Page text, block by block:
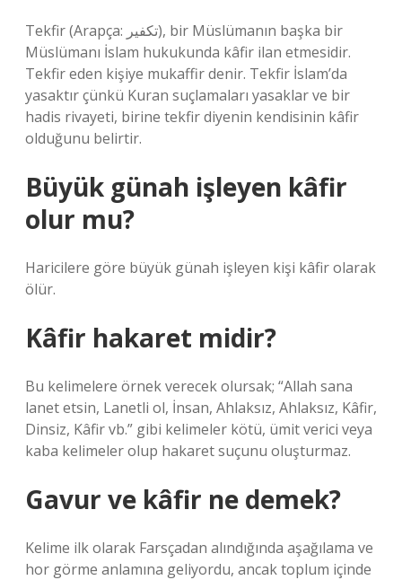
Tekfir (Arapça: تكفير), bir Müslümanın başka bir
Müslümanı İslam hukukunda kâfir ilan etmesidir.
Tekfir eden kişiye mukaffir denir. Tekfir İslam’da
yasaktır çünkü Kuran suçlamaları yasaklar ve bir
hadis rivayeti, birine tekfir diyenin kendisinin kâfir
olduğunu belirtir.
Büyük günah işleyen kâfir
olur mu?
Haricilere göre büyük günah işleyen kişi kâfir olarak
ölür.
Kâfir hakaret midir?
Bu kelimelere örnek verecek olursak; “Allah sana
lanet etsin, Lanetli ol, İnsan, Ahlaksız, Ahlaksız, Kâfir,
Dinsiz, Kâfir vb.” gibi kelimeler kötü, ümit verici veya
kaba kelimeler olup hakaret suçunu oluşturmaz.
Gavur ve kâfir ne demek?
Kelime ilk olarak Farsçadan alındığında aşağılama ve
hor görme anlamına geliyordu, ancak toplum içinde